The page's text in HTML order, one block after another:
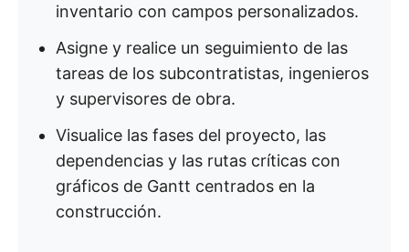
inventario con campos personalizados.
Asigne y realice un seguimiento de las
tareas de los subcontratistas, ingenieros
y supervisores de obra.
Visualice las fases del proyecto, las
dependencias y las rutas críticas con
gráficos de Gantt centrados en la
construcción.